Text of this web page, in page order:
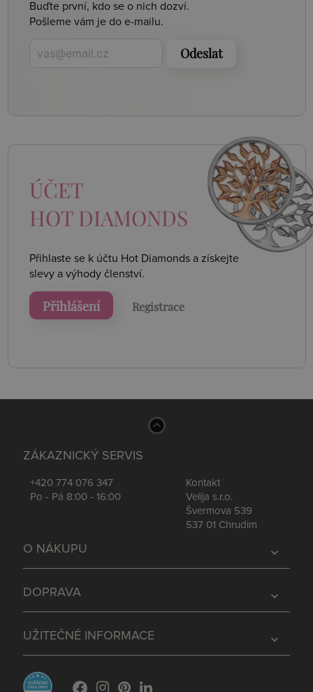
Buďte první, kdo se o nich dozví.
Pošleme vám je do e-mailu.
Odeslat
ÚČET
HOT DIAMONDS
Přihlaste se k účtu Hot Diamonds a získejte
slevy a výhody členství.
Přihlášení Registrace
ZÁKAZNICKÝ SERVIS
+420 774 076 347
Po - Pá 8:00 - 16:00
Kontakt
Velija s.r.o.
Švermova 539
537 01 Chrudim
expand_more
O NÁKUPU
expand_more
DOPRAVA
expand_more
UŽITEČNÉ INFORMACE